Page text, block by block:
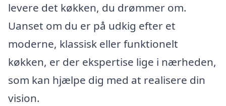
levere det køkken, du drømmer om.
Uanset om du er på udkig efter et
moderne, klassisk eller funktionelt
køkken, er der ekspertise lige i nærheden,
som kan hjælpe dig med at realisere din
vision.